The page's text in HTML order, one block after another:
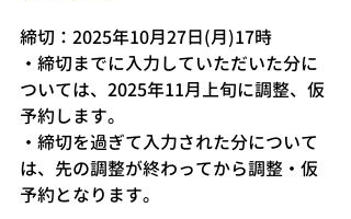
締切：2025年10月27日(月)17時
・締切までに入力していただいた分に
ついては、2025年11月上旬に調整、仮
予約します。
・締切を過ぎて入力された分について
は、先の調整が終わってから調整・仮
予約となります。